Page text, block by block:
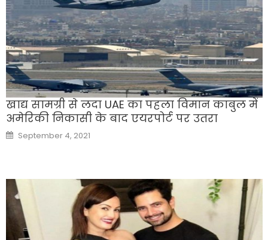
खाद्य सामग्री से लदा UAE का पहला विमान काबुल में
अमेरिकी निकासी के बाद एयरपोर्ट पर उतरा
Posted
on
September 4, 2021